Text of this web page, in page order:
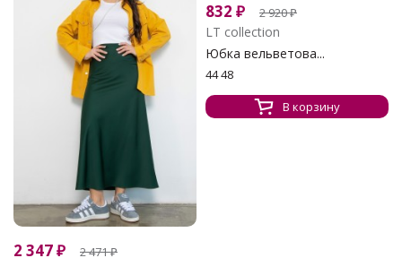
2 347₽ 2 471₽
832 ₽ 2 920₽
LT collection
Юбка вельветова...
44 48
В корзину